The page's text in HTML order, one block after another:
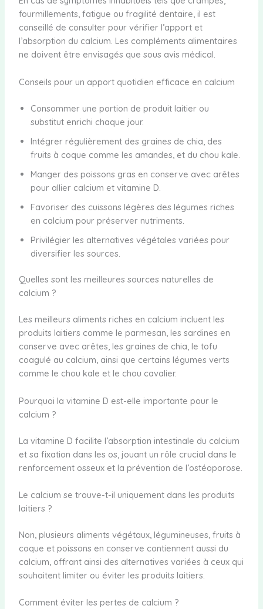
fourmillements, fatigue ou fragilité dentaire, il est
conseillé de consulter pour vérifier l’apport et
l’absorption du calcium. Les compléments alimentaires
ne doivent être envisagés que sous avis médical.
Conseils pour un apport quotidien efficace en calcium
Consommer une portion de produit laitier ou
substitut enrichi chaque jour.
Intégrer régulièrement des graines de chia, des
fruits à coque comme les amandes, et du chou kale.
Manger des poissons gras en conserve avec arêtes
pour allier calcium et vitamine D.
Favoriser des cuissons légères des légumes riches
en calcium pour préserver nutriments.
Privilégier les alternatives végétales variées pour
diversifier les sources.
Quelles sont les meilleures sources naturelles de
calcium ?
Les meilleurs aliments riches en calcium incluent les
produits laitiers comme le parmesan, les sardines en
conserve avec arêtes, les graines de chia, le tofu
coagulé au calcium, ainsi que certains légumes verts
comme le chou kale et le chou cavalier.
Pourquoi la vitamine D est-elle importante pour le
calcium ?
La vitamine D facilite l’absorption intestinale du calcium
et sa fixation dans les os, jouant un rôle crucial dans le
renforcement osseux et la prévention de l’ostéoporose.
Le calcium se trouve-t-il uniquement dans les produits
laitiers ?
Non, plusieurs aliments végétaux, légumineuses, fruits à
coque et poissons en conserve contiennent aussi du
calcium, offrant ainsi des alternatives variées à ceux qui
souhaitent limiter ou éviter les produits laitiers.
Comment éviter les pertes de calcium ?